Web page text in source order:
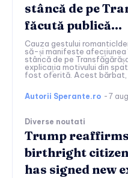
stâncă de pe
făcută publică…
Cauza gestului
să-și manifeste
stâncă de pe
explicația motivului din
fost oferită. Acest bărbat,
Autorii Sperante.ro - 7
Diverse noutati
Trump
birthright
has signed new